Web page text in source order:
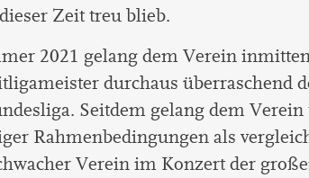
Zeit treu blieb.
2021 gelang dem Verein
durchaus überraschend
Seitdem gelang dem
Rahmenbedingungen als
Verein im Konzert der